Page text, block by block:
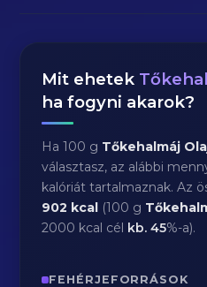
Mit ehetek
ha fogyni akarok?
Ha 100 g Tőkehalmáj
választasz, az alábbi
kalóriát tartalmaznak. Az
902 kcal (100 g
2000 kcal cél kb.45%-a).
FEHÉRJEFORRÁSOK